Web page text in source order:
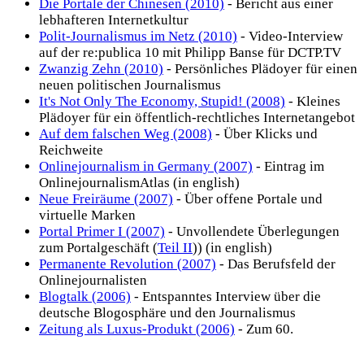
Die Portale der Chinesen (2010) - Bericht aus einer
lebhafteren Internetkultur
Polit-Journalismus im Netz (2010) - Video-Interview
auf der re:publica 10 mit Philipp Banse für DCTP.TV
Zwanzig Zehn (2010) - Persönliches Plädoyer für einen
neuen politischen Journalismus
It's Not Only The Economy, Stupid! (2008) - Kleines
Plädoyer für ein öffentlich-rechtliches Internetangebot
Auf dem falschen Weg (2008) - Über Klicks und
Reichweite
Onlinejournalism in Germany (2007) - Eintrag im
OnlinejournalismAtlas (in english)
Neue Freiräume (2007) - Über offene Portale und
virtuelle Marken
Portal Primer I (2007) - Unvollendete Überlegungen
zum Portalgeschäft (Teil II)) (in english)
Permanente Revolution (2007) - Das Berufsfeld der
Onlinejournalisten
Blogtalk (2006) - Entspanntes Interview über die
deutsche Blogosphäre und den Journalismus
Zeitung als Luxus-Produkt (2006) - Zum 60.